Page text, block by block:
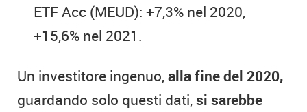
ETF Acc (MEUD): +7,3% nel 2020,
+15,6% nel 2021.
Un investitore ingenuo,alla fine del 2020,
guardando solo questi dati,si sarebbe